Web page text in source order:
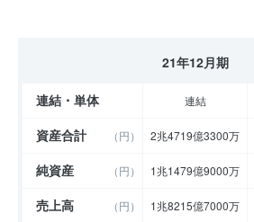
21年12月期
連結・単体 連結
資産合計 （円） 2兆4719億3300万
純資産 （円） 1兆1479億9000万
売上高 （円） 1兆8215億7000万